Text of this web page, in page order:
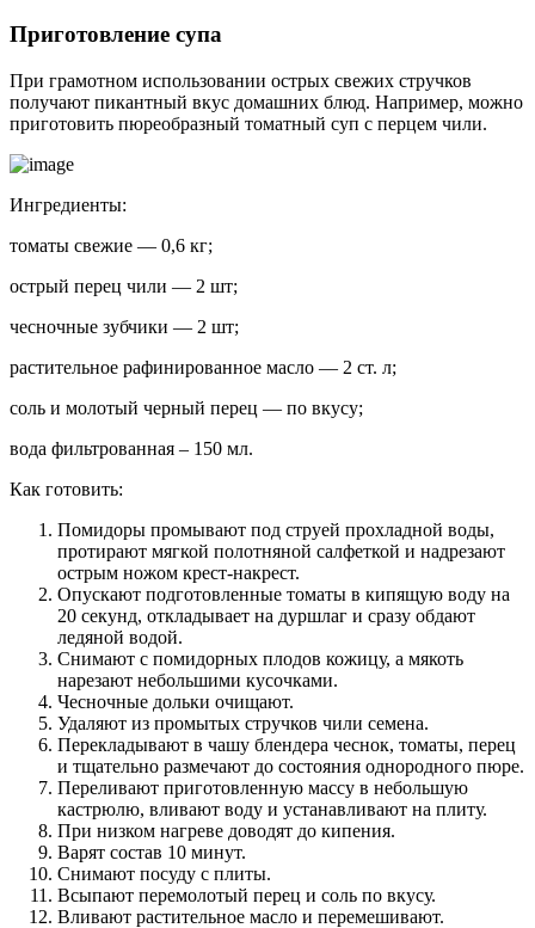
Приготовление супа
При грамотном использовании острых свежих стручков
получают пикантный вкус домашних блюд. Например, можно
приготовить пюреобразный томатный суп с перцем чили.
Ингредиенты:
томаты свежие — 0,6 кг;
острый перец чили — 2 шт;
чесночные зубчики — 2 шт;
растительное рафинированное масло — 2 ст. л;
соль и молотый черный перец — по вкусу;
вода фильтрованная – 150 мл.
Как готовить:
Помидоры промывают под струей прохладной воды,
протирают мягкой полотняной салфеткой и надрезают
острым ножом крест-накрест.
Опускают подготовленные томаты в кипящую воду на
20 секунд, откладывает на дуршлаг и сразу обдают
ледяной водой.
Снимают с помидорных плодов кожицу, а мякоть
нарезают небольшими кусочками.
Чесночные дольки очищают.
Удаляют из промытых стручков чили семена.
Перекладывают в чашу блендера чеснок, томаты, перец
и тщательно размечают до состояния однородного пюре.
Переливают приготовленную массу в небольшую
кастрюлю, вливают воду и устанавливают на плиту.
При низком нагреве доводят до кипения.
Варят состав 10 минут.
Снимают посуду с плиты.
Всыпают перемолотый перец и соль по вкусу.
Вливают растительное масло и перемешивают.